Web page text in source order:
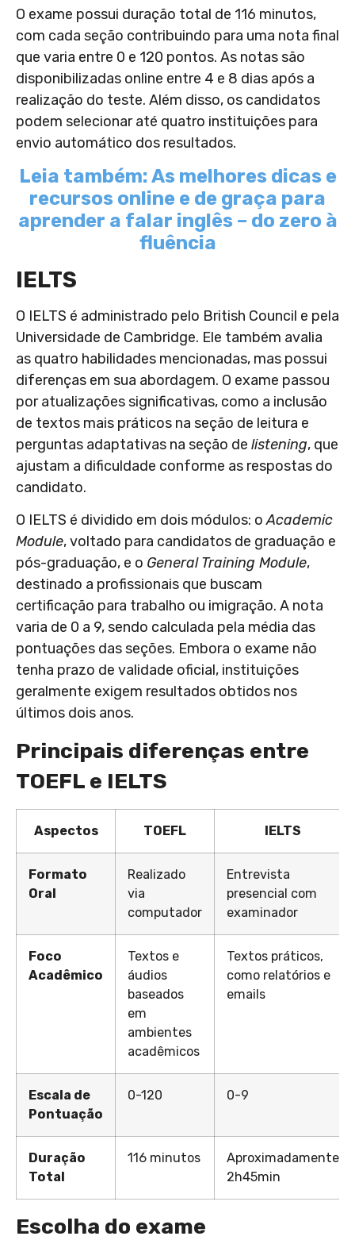
O exame possui duração total de 116 minutos,
com cada seção contribuindo para uma nota final
que varia entre 0 e 120 pontos. As notas são
disponibilizadas online entre 4 e 8 dias após a
realização do teste. Além disso, os candidatos
podem selecionar até quatro instituições para
envio automático dos resultados.
Leia também: As melhores dicas e
recursos online e de graça para
aprender a falar inglês – do zero à
fluência
IELTS
O IELTS é administrado pelo British Council e pela
Universidade de Cambridge. Ele também avalia
as quatro habilidades mencionadas, mas possui
diferenças em sua abordagem. O exame passou
por atualizações significativas, como a inclusão
de textos mais práticos na seção de leitura e
perguntas adaptativas na seção de listening, que
ajustam a dificuldade conforme as respostas do
candidato.
O IELTS é dividido em dois módulos: oAcademic
Module, voltado para candidatos de graduação e
pós-graduação, e o General Training Module,
destinado a profissionais que buscam
certificação para trabalho ou imigração. A nota
varia de 0 a 9, sendo calculada pela média das
pontuações das seções. Embora o exame não
tenha prazo de validade oficial, instituições
geralmente exigem resultados obtidos nos
últimos dois anos.
Principais diferenças entre
TOEFL e IELTS
Aspectos TOEFL IELTS
Formato
Oral
Realizado
via
computador
Entrevista
presencial com
examinador
Foco
Acadêmico
Textos e
áudios
baseados
em
ambientes
acadêmicos
Textos práticos,
como relatórios e
emails
Escala de
Pontuação
0-120 0-9
Duração
Total
116 minutos
Aproximadamente
2h45min
Escolha do exame